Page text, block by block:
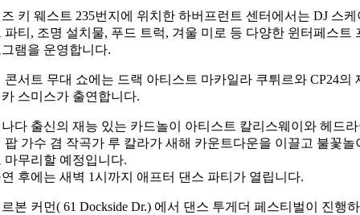
키 웨스트 235번지에 위치한하버프런트 센터에서는 DJ 스케
파티, 조명 설치물, 푸드 트럭, 겨울 미로 등 다양한 윈터페스트
램을 운영합니다.
콘서트 무대 쇼에는 드랙 아티스트 마카일라 쿠튀르와 CP24의
스미스가 출연합니다.
다 출신의 재능 있는 카드놀이 아티스트 칼리스웨이와 헤드
팝 가수 겸 작곡가 루 칼라가새해 카운트다운을 이끌고 불꽃놀
마무리할 예정입니다.
후에는 새벽 1시까지 애프터 댄스 파티가 열립니다.
본 커먼( 61 Dockside Dr.)에서 댄스 투게더 페스티벌이 진행하